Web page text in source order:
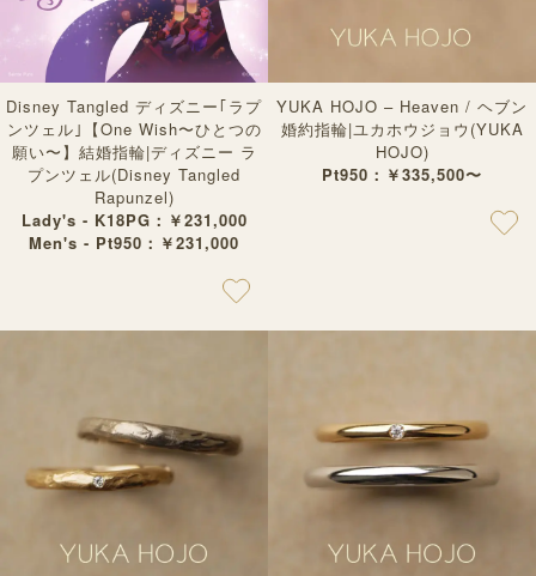
Disney Tangled ディズニー｢ラプ
ンツェル｣【One Wish〜ひとつの
願い〜】結婚指輪|ディズニー ラ
プンツェル(Disney Tangled
Rapunzel)
Lady's - K18PG：￥231,000
Men's - Pt950：￥231,000
YUKA HOJO – Heaven / ヘブン
婚約指輪|ユカホウジョウ(YUKA
HOJO)
Pt950：￥335,500〜